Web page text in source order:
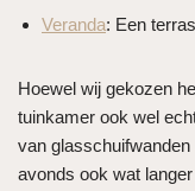
Veranda: Een
Hoewel wij gekozen
tuinkamer ook wel
van glasschuifwanden
avonds ook wat